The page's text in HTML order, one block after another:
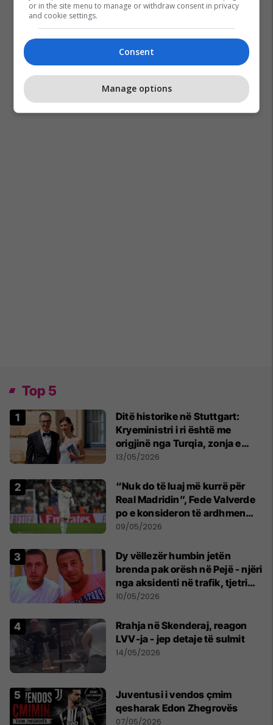
Top 5
Ditë historike në Stuttgart:
Kryeministri i ri është me
origjinë nga Turqia, zonja e
parë një shqiptare nga
13/05/2026
“Nuk do të luaj më kurrë për
Real Madridin”, Fede Valverde
po e konsideron të ardhmen
pas sherrit me Tchouamenin
09/05/2026
Dy vëllezër humbin jetën
brenda pak orësh në Pejë - njëri
nga aksidenti në trafik, tjetri
nga sëmundja
10/05/2026
Rrahja në Skenderaj, reagon
LVV-ja - jep detaje të sulmit
14/05/2026
Juventusi i vendos çmim
qesharak Edon Zhegrovës
07/05/2026
or in the site menu to manage or withdraw consent in privacy
and cookie settings.
Consent
Manage options